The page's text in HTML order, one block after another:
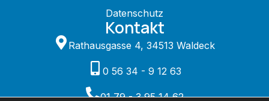
Datenschutz
Kontakt
Rathausgasse 4, 34513 Waldeck
0 56 34 - 9 12 63
01 79 - 3 95 14 62